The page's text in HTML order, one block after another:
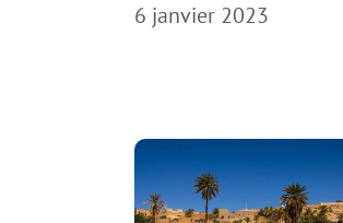
6 janvier 2023